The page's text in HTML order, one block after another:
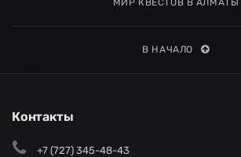
МИР КВЕСТОВ В АЛМАТЫ
В НАЧАЛО
Контакты
+7 (727) 345-48-43